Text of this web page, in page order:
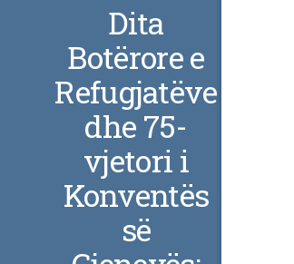
Dita
Botërore e
Refugjatëve
dhe 75-
vjetori i
Konventës
së